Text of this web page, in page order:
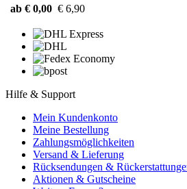
ab € 0,00 € 6,90
Hilfe & Support
Mein Kundenkonto
Meine Bestellung
Zahlungsmöglichkeiten
Versand & Lieferung
Rücksendungen &
Aktionen & Gutscheine